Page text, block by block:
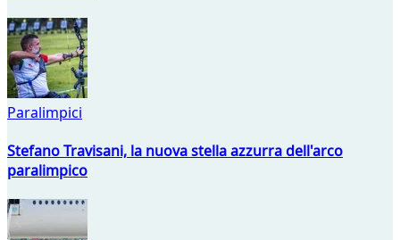
Paralimpici
Stefano Travisani, la nuova stella azzurra dell'arco
paralimpico